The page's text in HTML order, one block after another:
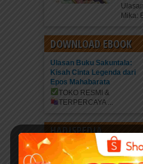
Mika:
DOWNLOAD EBOOK
Ulasan Buku Sakuntala:
Kisah Cinta Legenda dari
Epos Mahabarata
TOKO RESMI &
TERPERCAYA ...
HADISPEDIA
Kisah
Allah